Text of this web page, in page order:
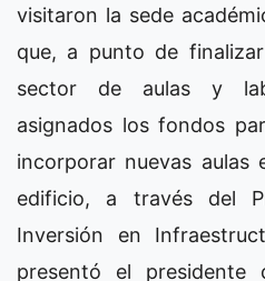
visitaron la sede
que, a punto de
sector de aulas y
asignados los fondos
incorporar nuevas aulas
edificio, a través del
Inversión en
presentó el presidente